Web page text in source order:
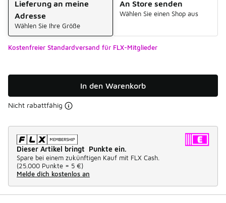
Lieferung an meine
Adresse
Wählen Sie Ihre Größe
An Store senden
Wählen Sie einen Shop aus
Kostenfreier Standardversand für FLX-Mitglieder
In den Warenkorb
Nicht rabattfähig
Dieser Artikel bringt Punkte ein.
Spare bei einem zukünftigen Kauf mit FLX Cash.
(25.000 Punkte = 5 €)
Melde dich kostenlos an